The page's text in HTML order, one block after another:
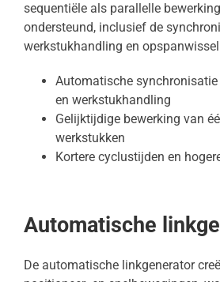
sequentiële als parallelle
ondersteund, inclusief de
werkstukhandling en
Automatische
en werkstukhandling
Gelijktijdige bewerking van
werkstukken
Kortere cyclustijden en
Automatische
De automatische linkgenerator